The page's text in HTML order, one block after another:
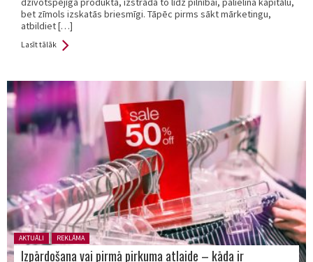
bet zīmols izskatās briesmīgi. Tāpēc pirms sākt mārketingu,
atbildiet […]
Lasīt tālāk
Posted in:
AKTUĀLI REKLĀMA
Izpārdošana vai pirmā pirkuma atlaide – kāda ir